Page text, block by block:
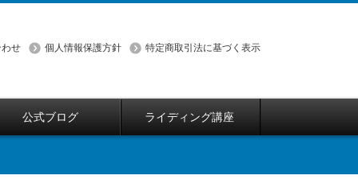
せ 個人情報保護方針 特定商取引法に基づく表示
公式ブログ ライディング講座